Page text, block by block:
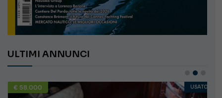
ULTIMI ANNUNCI
€ 58.000 USATO